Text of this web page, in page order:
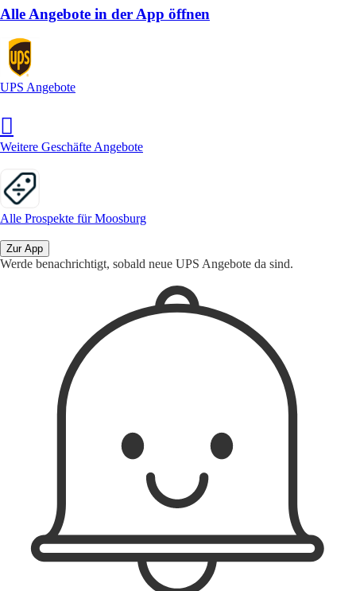
Alle Angebote in der App öffnen
UPS Angebote
Weitere Geschäfte Angebote
Alle Prospekte für Moosburg
Zur App
Werde benachrichtigt, sobald neue UPS Angebote da sind.